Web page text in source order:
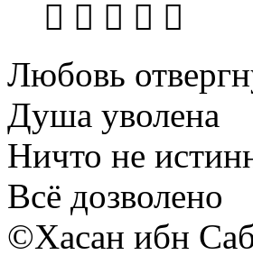
Любовь
Душа уволена
Ничто не
Всё дозволено
©Хасан ибн